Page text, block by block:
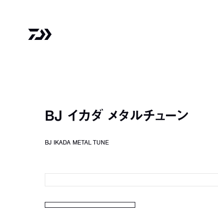
BJ イカダ メタルチューン
BJ IKADA METAL TUNE